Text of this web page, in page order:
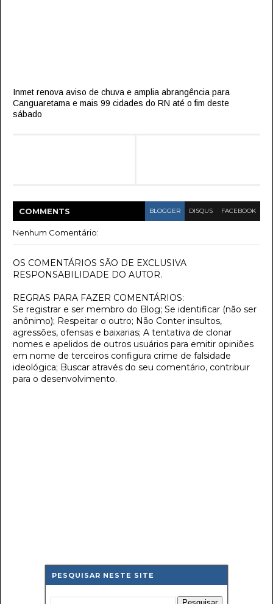
Inmet renova aviso de chuva e amplia abrangência para
Canguaretama e mais 99 cidades do RN até o fim deste
sábado
COMMENTS BLOGGER DISQUS FACEBOOK
Nenhum Comentário:
OS COMENTÁRIOS SÃO DE EXCLUSIVA
RESPONSABILIDADE DO AUTOR.
REGRAS PARA FAZER COMENTÁRIOS:
Se registrar e ser membro do Blog; Se identificar (não ser
anônimo); Respeitar o outro; Não Conter insultos,
agressões, ofensas e baixarias; A tentativa de clonar
nomes e apelidos de outros usuários para emitir opiniões
em nome de terceiros configura crime de falsidade
ideológica; Buscar através do seu comentário, contribuir
para o desenvolvimento.
PESQUISAR NESTE SITE